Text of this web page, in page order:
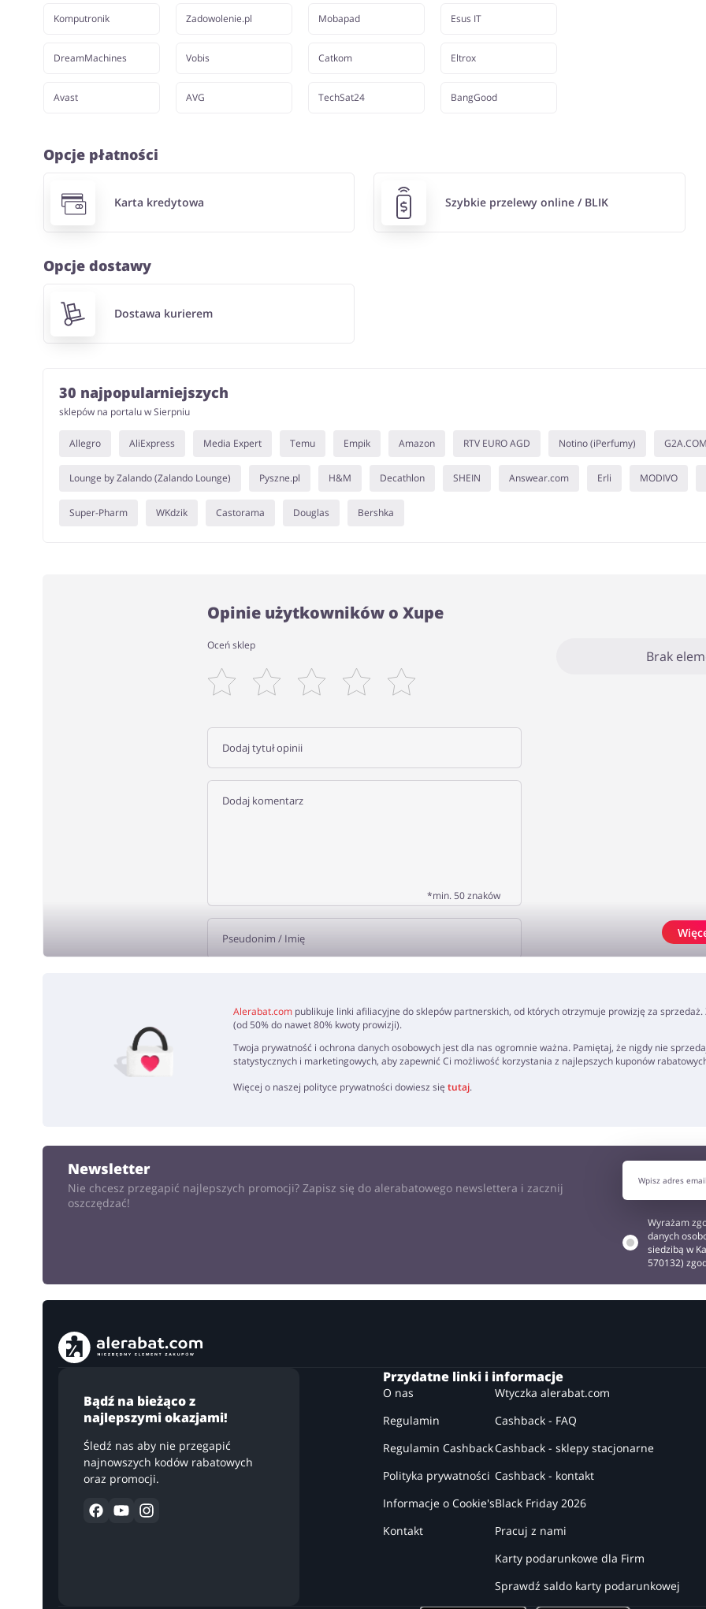
Komputronik
DreamMachines
Avast
Zadowolenie.pl
Vobis
AVG
Mobapad
Catkom
TechSat24
Esus IT
Eltrox
BangGood
Opcje płatności
Karta kredytowa Szybkie przelewy online / BLIK
Opcje dostawy
Dostawa kurierem
30 najpopularniejszych
sklepów na portalu w Sierpniu
Allegro AliExpress Media Expert Temu Empik Amazon RTV EURO AGD Notino (iPerfumy) G2A.COM
Lounge by Zalando (Zalando Lounge) Pyszne.pl H&M Decathlon SHEIN Answear.com Erli MODIVO
Super-Pharm WKdzik Castorama Douglas Bershka
Opinie użytkowników o Xupe
Oceń sklep
*min. 50 znaków
Brak
Alerabat.compublikuje linki afiliacyjne do sklepów partnerskich, od których otrzymuje prowizję za
(od 50% do nawet 80% kwoty prowizji).
Twoja prywatność i ochrona danych osobowych jest dla nas ogromnie ważna. Pamiętaj, że nigdy nie
statystycznych i marketingowych, aby zapewnić Ci możliwość korzystania z najlepszych kuponów
Więcej o naszej polityce prywatności dowiesz się tutaj.
Newsletter
Nie chcesz przegapić najlepszych promocji? Zapisz się do alerabatowego newslettera i zacznij
oszczędzać!
Wyrażam
danych
siedzibą w
570132)
Bądź na bieżąco z
najlepszymi okazjami!
Śledź nas aby nie przegapić
najnowszych kodów rabatowych
oraz promocji.
Przydatne linki i informacje
O nas
Regulamin
Regulamin Cashback
Polityka prywatności
Informacje o Cookie's
Kontakt
Wtyczka alerabat.com
Cashback - FAQ
Cashback - sklepy stacjonarne
Cashback - kontakt
Black Friday 2026
Pracuj z nami
Karty podarunkowe dla Firm
Sprawdź saldo karty podarunkowej